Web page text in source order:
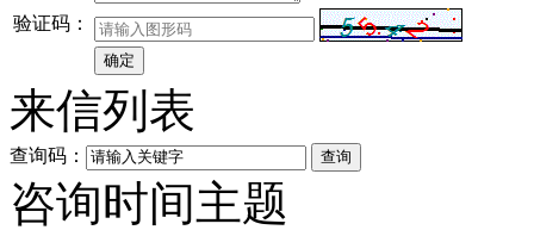
验证码：
来信列表
查询码：
咨询时间主题